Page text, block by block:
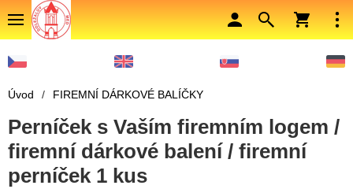
Úvod / FIREMNÍ DÁRKOVÉ BALÍČKY
Perníček s Vaším firemním logem /
firemní dárkové balení / firemní
perníček 1 kus